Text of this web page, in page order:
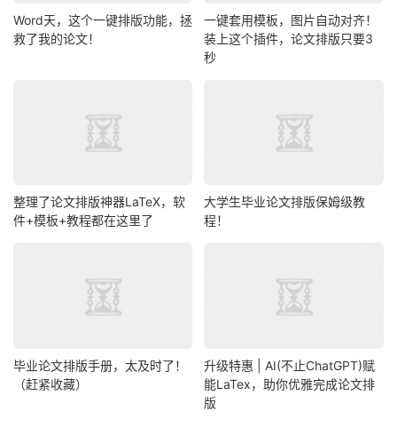
Word天，这个一键排版功能，拯
救了我的论文！
一键套用模板，图片自动对齐！
装上这个插件，论文排版只要3
秒
整理了论文排版神器LaTeX，软
件+模板+教程都在这里了
大学生毕业论文排版保姆级教
程！
毕业论文排版手册，太及时了！
（赶紧收藏）
升级特惠 | AI(不止ChatGPT)赋
能LaTex，助你优雅完成论文排
版